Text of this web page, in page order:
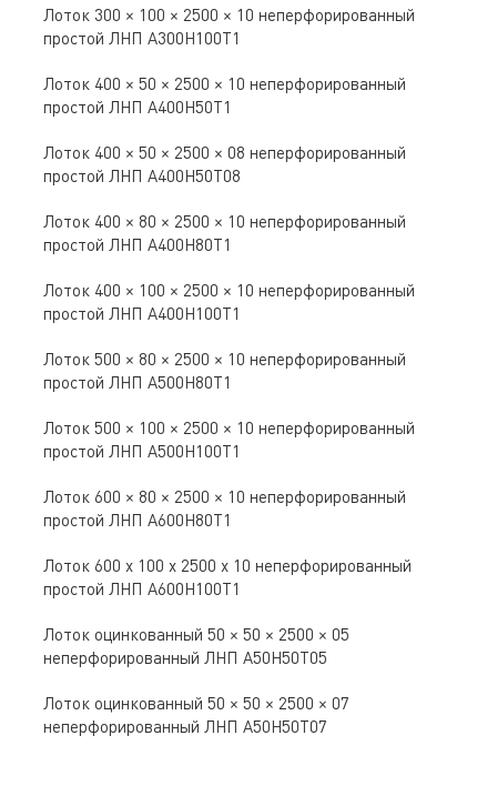
Лоток 300 × 100 × 2500 × 10 неперфорированный
простой ЛНП A300Н100Т1
Лоток 400 × 50 × 2500 × 10 неперфорированный
простой ЛНП A400Н50Т1
Лоток 400 × 50 × 2500 × 08 неперфорированный
простой ЛНП A400Н50Т08
Лоток 400 × 80 × 2500 × 10 неперфорированный
простой ЛНП A400Н80Т1
Лоток 400 × 100 × 2500 × 10 неперфорированный
простой ЛНП A400Н100Т1
Лоток 500 × 80 × 2500 × 10 неперфорированный
простой ЛНП A500Н80Т1
Лоток 500 × 100 × 2500 × 10 неперфорированный
простой ЛНП A500Н100Т1
Лоток 600 × 80 × 2500 × 10 неперфорированный
простой ЛНП A600Н80Т1
Лоток 600 х 100 х 2500 х 10 неперфорированный
простой ЛНП A600Н100Т1
Лоток оцинкованный 50 × 50 × 2500 × 05
неперфорированный ЛНП A50Н50Т05
Лоток оцинкованный 50 × 50 × 2500 × 07
неперфорированный ЛНП A50Н50Т07